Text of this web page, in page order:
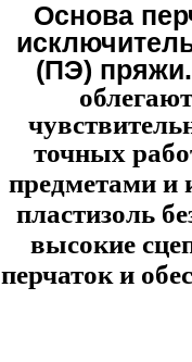
Основа
(ПЭ)
точных
предметами и
пластизоль
высокие
перчаток и